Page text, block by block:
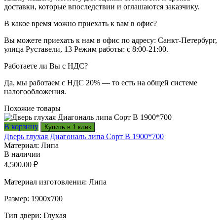
доставки, которые впоследствии и оглашаются заказчику.
В какое время можно приехать к вам в офис?
Вы можете приехать к нам в офис по адресу: Санкт-Петербург,
улица Руставели, 13 Режим работы: с 8:00-21:00.
Работаете ли Вы с НДС?
Да, мы работаем с НДС 20% — то есть на общей системе
налогообложения.
Похожие товары
В корзину Купить в 1 клик
Дверь глухая Диагональ липа Сорт В 1900*700
Материал: Липа
В наличии
4,500.00 ₽
Материал изготовления: Липа
Размер: 1900х700
Тип двери: Глухая